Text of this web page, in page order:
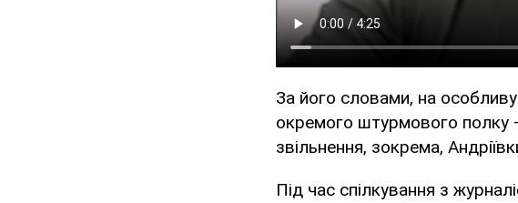
За його словами, на
окремого штурмового полку
звільнення, зокрема,
Під час спілкування з